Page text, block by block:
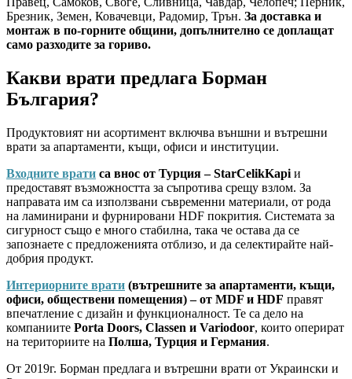
Брезник, Земен, Ковачевци, Радомир, Трън. За доставка и
монтаж в по-горните общини, допълнително се доплащат
само разходите за гориво.
Какви врати предлага Борман
България?
Продуктовият ни асортимент включва външни и вътрешни
врати за апартаменти, къщи, офиси и институции.
Входните врати са внос от Турция – StarCelikKapi и
предоставят възможността за съпротива срещу взлом. За
направата им са използвани съвременни материали, от рода
на ламинирани и фурнировани HDF покрития. Системата за
сигурност също е много стабилна, така че остава да се
запознаете с предложенията отблизо, и да селектирайте най-
добрия продукт.
Интериорните врати (вътрешните за апартаменти, къщи,
офиси, обществени помещения) – от MDF и HDF правят
впечатление с дизайн и функционалност. Те са дело на
компаниите Porta Doors, Classen и Variodoor, които оперират
на териториите на Полша, Турция и Германия.
От 2019г. Борман предлага и вътрешни врати от Украински и